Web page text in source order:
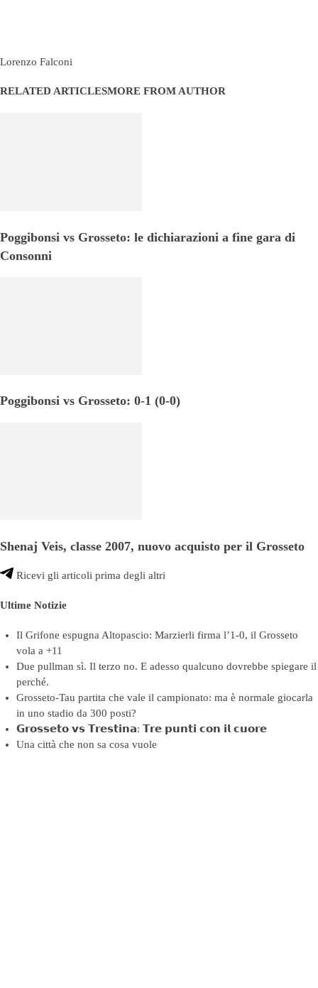
Lorenzo Falconi
RELATED ARTICLESMORE FROM AUTHOR
Poggibonsi vs Grosseto: le dichiarazioni a fine gara di
Consonni
Poggibonsi vs Grosseto: 0-1 (0-0)
Shenaj Veis, classe 2007, nuovo acquisto per il Grosseto
Ricevi gli articoli prima degli altri
Ultime Notizie
Il Grifone espugna Altopascio: Marzierli firma l’1-0, il Grosseto
vola a +11
Due pullman sì. Il terzo no. E adesso qualcuno dovrebbe spiegare il
perché.
Grosseto-Tau partita che vale il campionato: ma è normale giocarla
in uno stadio da 300 posti?
𝗚𝗿𝗼𝘀𝘀𝗲𝘁𝗼 𝘃𝘀 𝗧𝗿𝗲𝘀𝘁𝗶𝗻𝗮: 𝗧𝗿𝗲 𝗽𝘂𝗻𝘁𝗶 𝗰𝗼𝗻 𝗶𝗹 𝗰𝘂𝗼𝗿𝗲
Una città che non sa cosa vuole